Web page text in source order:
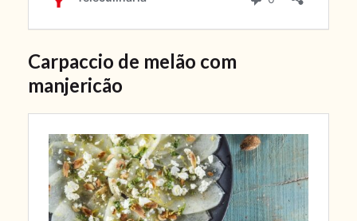
Carpaccio de melão com
manjericão